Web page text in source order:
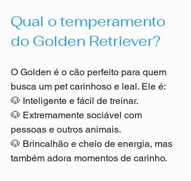
Qual o temperamento
do Golden Retriever?
O Golden é o cão perfeito para quem
busca um pet carinhoso e leal. Ele é:
🐶 Inteligente e fácil de treinar.
🐶 Extremamente sociável com
pessoas e outros animais.
🐶 Brincalhão e cheio de energia, mas
também adora momentos de carinho.